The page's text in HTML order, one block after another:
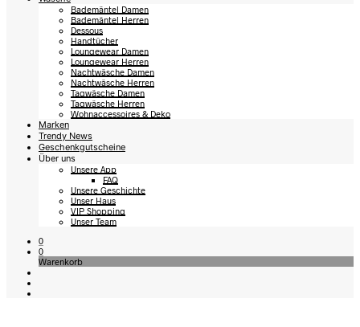
Bademäntel Damen
Bademäntel Herren
Dessous
Handtücher
Loungewear Damen
Loungewear Herren
Nachtwäsche Damen
Nachtwäsche Herren
Tagwäsche Damen
Tagwäsche Herren
Wohnaccessoires & Deko
Marken
Trendy News
Geschenkgutscheine
Über uns
Unsere App
FAQ
Unsere Geschichte
Unser Haus
VIP Shopping
Unser Team
0
0
Warenkorb